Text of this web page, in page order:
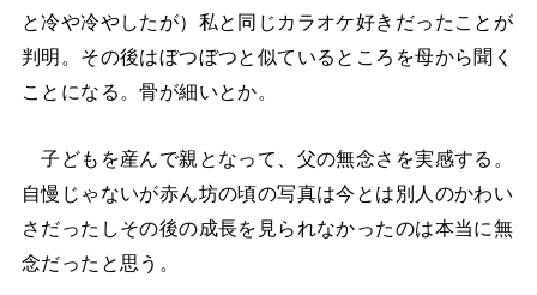
と冷や冷やしたが）私と同じカラオケ好きだったことが
判明。その後はぼつぼつと似ているところを母から聞く
ことになる。骨が細いとか。
子どもを産んで親となって、父の無念さを実感する。
自慢じゃないが赤ん坊の頃の写真は今とは別人のかわい
さだったしその後の成長を見られなかったのは本当に無
念だったと思う。